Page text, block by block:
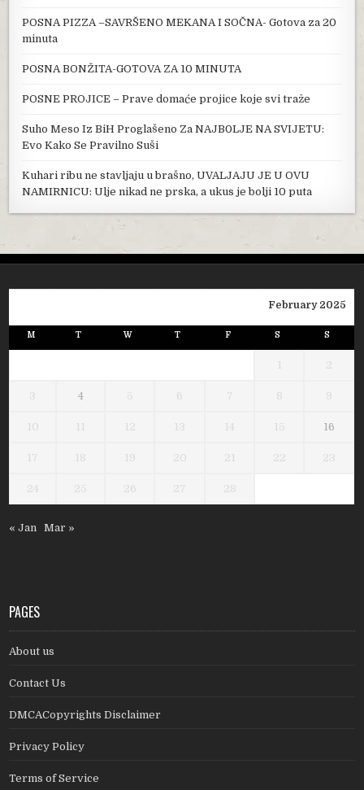
POSNA PIZZA –SAVRŠENO MEKANA I SOČNA- Gotova za 20
minuta
POSNA BONŽITA-GOTOVA ZA 10 MINUTA
POSNE PROJICE – Prave domaće projice koje svi traže
Suho Meso Iz BiH Proglašeno Za NAJB0LJE NA SVIJETU:
Evo Kako Se Pravilno Suši
Kuhari ribu ne stavljaju u brašno, UVALJAJU JE U OVU
NAMIRNICU: Ulje nikad ne prska, a ukus je bolji 10 puta
February 2025
M T W T F S S
1 2
3 4 5 6 7 8 9
10 11 12 13 14 15 16
17 18 19 20 21 22 23
24 25 26 27 28
« Jan Mar »
PAGES
About us
Contact Us
DMCACopyrights Disclaimer
Privacy Policy
Terms of Service